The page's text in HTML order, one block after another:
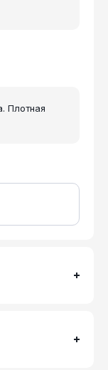
Плотная